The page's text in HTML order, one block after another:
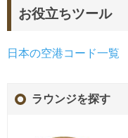
お役立ちツール
日本の空港コード一覧
ラウンジを探す